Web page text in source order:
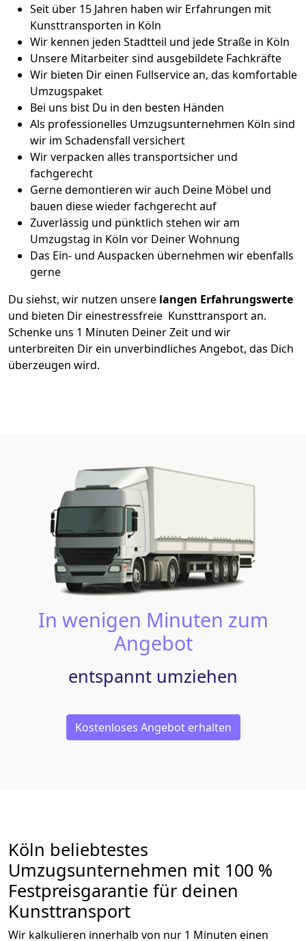
Seit über 15 Jahren haben wir Erfahrungen mit
Kunsttransporten in Köln
Wir kennen jeden Stadtteil und jede Straße in Köln
Unsere Mitarbeiter sind ausgebildete Fachkräfte
Wir bieten Dir einen Fullservice an, das komfortable
Umzugspaket
Bei uns bist Du in den besten Händen
Als professionelles Umzugsunternehmen Köln sind
wir im Schadensfall versichert
Wir verpacken alles transportsicher und
fachgerecht
Gerne demontieren wir auch Deine Möbel und
bauen diese wieder fachgerecht auf
Zuverlässig und pünktlich stehen wir am
Umzugstag in Köln vor Deiner Wohnung
Das Ein- und Auspacken übernehmen wir ebenfalls
gerne
Du siehst, wir nutzen unsere langen Erfahrungswerte
und bieten Dir einestressfreie Kunsttransport an.
Schenke uns 1 Minuten Deiner Zeit und wir
unterbreiten Dir ein unverbindliches Angebot, das Dich
überzeugen wird.
In wenigen Minuten zum
Angebot
entspannt umziehen
Kostenloses Angebot erhalten
Köln beliebtestes
Umzugsunternehmen mit 100 %
Festpreisgarantie für deinen
Kunsttransport
Wir kalkulieren innerhalb von nur 1 Minuten einen